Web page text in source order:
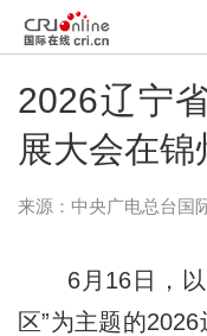
2026辽宁
展大会在锦
来源：中央广电总台国
6月16日，以“
区”为主题的